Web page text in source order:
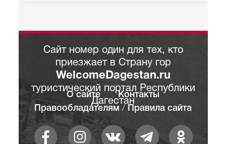
Сайт номер один для тех, кто
приезжает в Страну гор
WelcomeDagestan.ru
туристический портал Республики
Дагестан
О сайте
Контакты
Правообладателям / Правила сайта